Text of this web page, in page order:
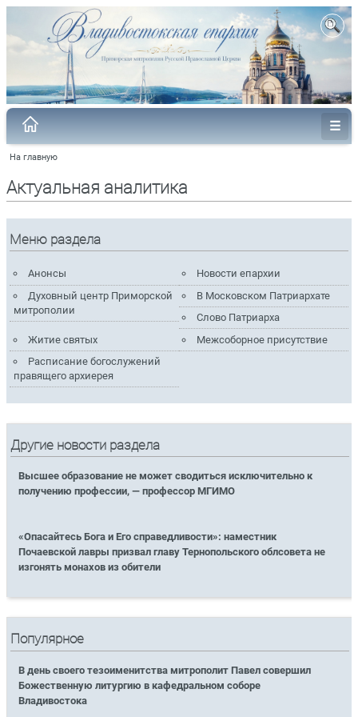
На главную
Актуальная аналитика
Меню раздела
Анонсы
Новости епархии
Духовный центр Приморской
митрополии
В Московском Патриархате
Слово Патриарха
Житие святых
Межсоборное присутствие
Расписание богослужений
правящего архиерея
Другие новости раздела
Высшее образование не может сводиться исключительно к
получению профессии, — профессор МГИМО
«Опасайтесь Бога и Его справедливости»: наместник
Почаевской лавры призвал главу Тернопольского облсовета не
изгонять монахов из обители
Популярное
В день своего тезоименитства митрополит Павел совершил
Божественную литургию в кафедральном соборе
Владивостока